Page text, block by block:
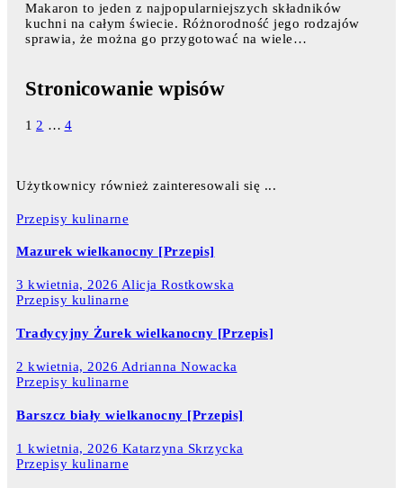
Makaron to jeden z najpopularniejszych składników
kuchni na całym świecie. Różnorodność jego rodzajów
sprawia, że można go przygotować na wiele…
Stronicowanie wpisów
1 2 … 4
Użytkownicy również zainteresowali się ...
Przepisy kulinarne
Mazurek wielkanocny [Przepis]
3 kwietnia, 2026 Alicja Rostkowska
Przepisy kulinarne
Tradycyjny Żurek wielkanocny [Przepis]
2 kwietnia, 2026 Adrianna Nowacka
Przepisy kulinarne
Barszcz biały wielkanocny [Przepis]
1 kwietnia, 2026 Katarzyna Skrzycka
Przepisy kulinarne